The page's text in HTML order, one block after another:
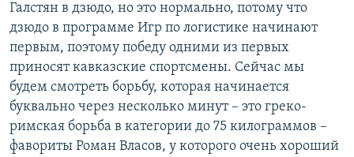
Галстян в дзюдо, но это нормально, потому что
дзюдо в программе Игр по логистике начинают
первым, поэтому победу одними из первых
приносят кавказские спортсмены. Сейчас мы
будем смотреть борьбу, которая начинается
буквально через несколько минут – это греко-
римская борьба в категории до 75 килограммов –
фавориты Роман Власов, у которого очень хороший